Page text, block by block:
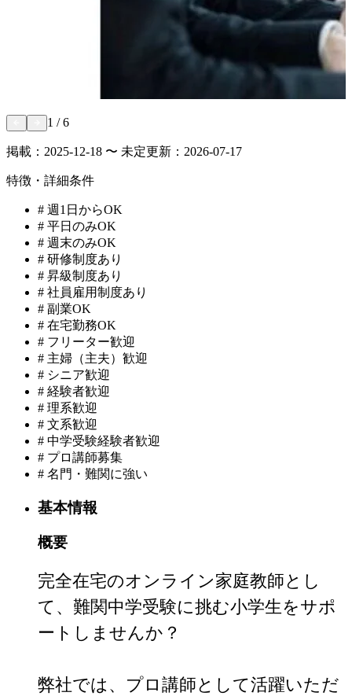
1 /6
掲載： 2025-12-18 〜 未定更新： 2026-07-17
特徴・詳細条件
# 週1日からOK
# 平日のみOK
# 週末のみOK
# 研修制度あり
# 昇級制度あり
# 社員雇用制度あり
# 副業OK
# 在宅勤務OK
# フリーター歓迎
# 主婦（主夫）歓迎
# シニア歓迎
# 経験者歓迎
# 理系歓迎
# 文系歓迎
# 中学受験経験者歓迎
# プロ講師募集
# 名門・難関に強い
基本情報
概要
完全在宅のオンライン家庭教師とし
て、難関中学受験に挑む小学生をサポ
ートしませんか？
弊社では、プロ講師として活躍いただ